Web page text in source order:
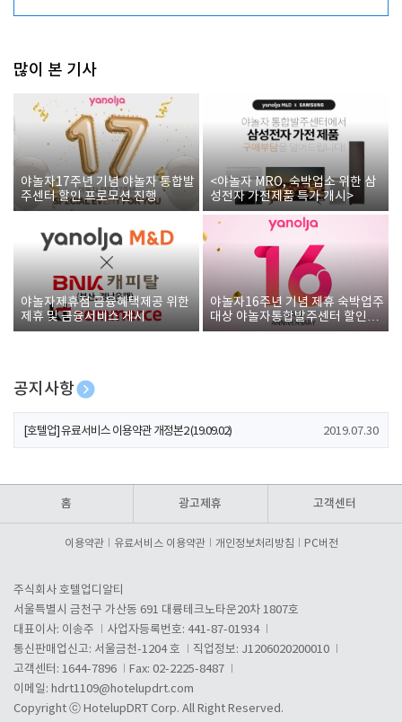
많이 본 기사
야놀자17주년 기념 야놀자 통합발
주센터 할인 프로모션 진행
<야놀자 MRO, 숙박업소 위한 삼
성전자 가전제품 특가 개시>
야놀자제휴점 금융혜택제공 위한
제휴 및 금융서비스 게시
야놀자16주년 기념 제휴 숙박업주
대상 야놀자통합발주센터 할인쿠
폰 증정
공지사항
[호텔업] 개인정보 처리방침 개정본1 (19.09.02)
[호텔업] 유료서비스 이용약관 개정본2 (19.09.02) 2019.07.30
홈 광고제휴 고객센터
이용약관 유료서비스 이용약관 개인정보처리방침 PC버전
주식회사 호텔업디알티
서울특별시 금천구 가산동 691 대륭테크노타운20차 1807호
대표이사: 이송주
사업자등록번호: 441-87-01934
통신판매업신고: 서울금천-1204 호
직업정보: J1206020200010
고객센터: 1644-7896
Fax: 02-2225-8487
이메일: hdrt1109@hotelupdrt.com
Copyright ⓒ HotelupDRT Corp. All Right Reserved.